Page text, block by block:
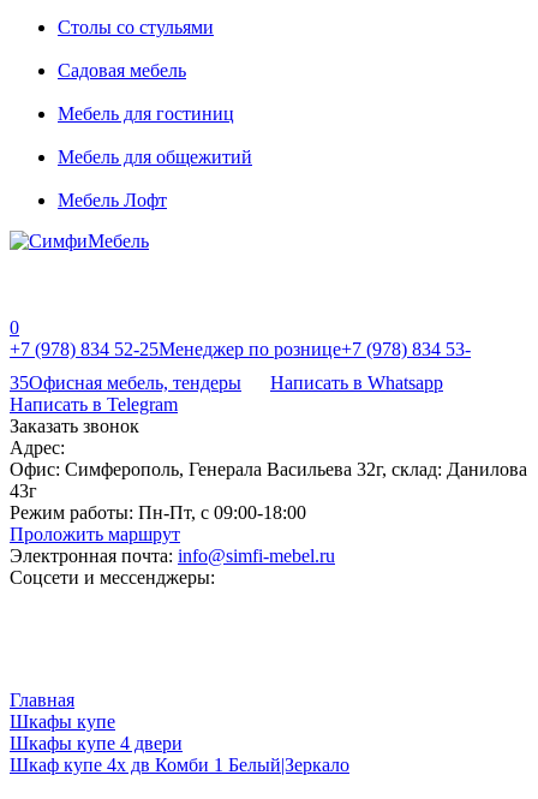
Столы со стульями
Садовая мебель
Мебель для гостиниц
Мебель для общежитий
Мебель Лофт
0
+7 (978) 834 52-25Менеджер по рознице+7 (978) 834 53-
35Офисная мебель, тендеры
Написать в Whatsapp
Написать в Telegram
Заказать звонок
Адрес:
Офис: Симферополь, Генерала Васильева 32г, склад: Данилова
43г
Режим работы: Пн-Пт, с 09:00-18:00
Проложить маршрут
Электронная почта: info@simfi-mebel.ru
Соцсети и мессенджеры:
Главная
Шкафы купе
Шкафы купе 4 двери
Шкаф купе 4х дв Комби 1 Белый|Зеркало